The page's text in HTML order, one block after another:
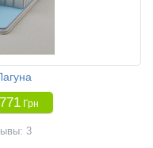
Грн
3